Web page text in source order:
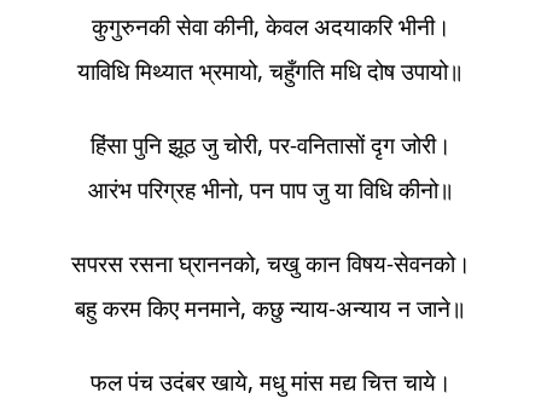
कुगुरुनकी सेवा कीनी, केवल अदयाकरि भीनी।
याविधि मिथ्यात भ्रमायो, चहुँगति मधि दोष उपायो॥
हिंसा पुनि झूठ जु चोरी, पर-वनितासों दृग जोरी।
आरंभ परिग्रह भीनो, पन पाप जु या विधि कीनो॥
सपरस रसना घ्राननको, चखु कान विषय-सेवनको।
बहु करम किए मनमाने, कछु न्याय-अन्याय न जाने॥
फल पंच उदंबर खाये, मधु मांस मद्य चित्त चाये।